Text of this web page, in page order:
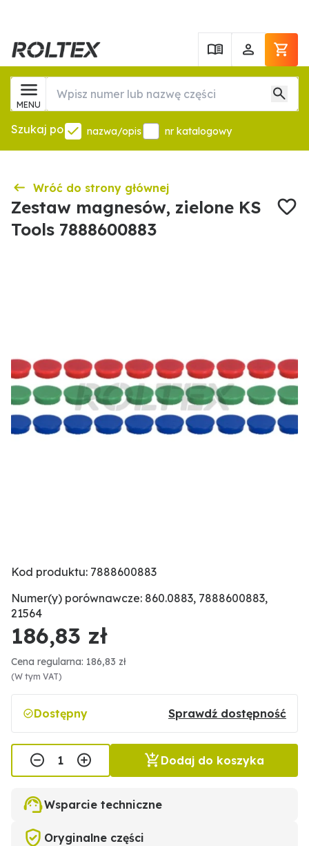
MENU
Szukaj po nazwa/opis nr katalogowy
Wróć do strony głównej
Zestaw magnesów, zielone KS
Tools 7888600883
Kod produktu: 7888600883
Numer(y) porównawcze: 860.0883, 7888600883,
21564
186,83 zł
Cena regularna: 186,83 zł
(W tym VAT)
Dostępny Sprawdź dostępność
Dodaj do koszyka
Wsparcie techniczne
Oryginalne części